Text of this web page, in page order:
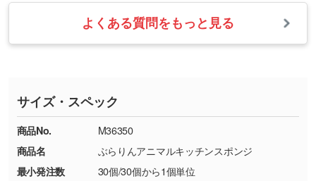
・1色印刷でグラデーションや濃淡を表現した
い
す。→詳しく見る
・コーポレートカラーを使って印刷したい／印
刷色にこだわりがある
DIC・PANTONEなどのカラーチップの指定や、
ない場合や仕上がりに影響しそうな場合は、ス
タッフから別の色をご案内することもございま
・お届け時に商品が損傷・故障している場合
・ご注文と異なる商品が届いた場合
・印刷不良があった場合
※詳しくは「商品の良品基準について
ください。
【返品・交換ができない場合】
・お客様の元で商品を加工された場合、または
いたします。
お急ぎの場合はお電話でのご質問も受け付けて
TEL：0422-29-9911 営業時間10:00～
18:00(土日祝日除く)
お問い合わせフォームはこちら
よくある質問をもっと見る
サイズ・スペック
商品No.
M36350
商品名
ぶらりんアニマルキッチンスポンジ
最小発注数
30個/30個から1個単位